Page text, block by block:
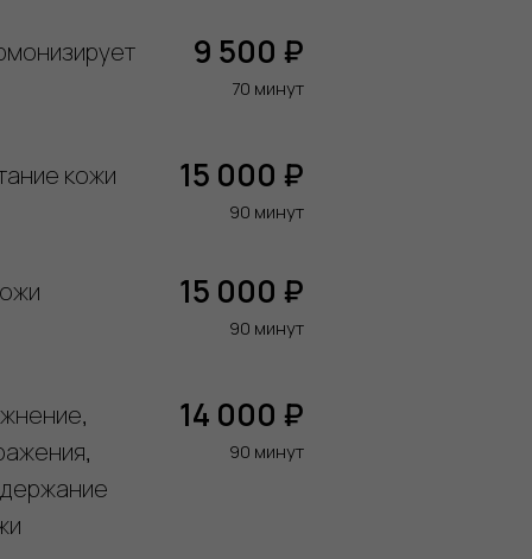
9 500 ₽
70 минут
кожи 15 000 ₽
90 минут
15 000 ₽
90 минут
14 000 ₽
90 минут